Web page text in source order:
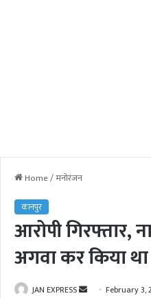
Home/मनोरंजन
कानपुर
आरोपी गिरफ्तार,
अगवा कर किया था
JAN EXPRESS February 3,